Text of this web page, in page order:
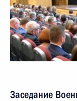
Заседание